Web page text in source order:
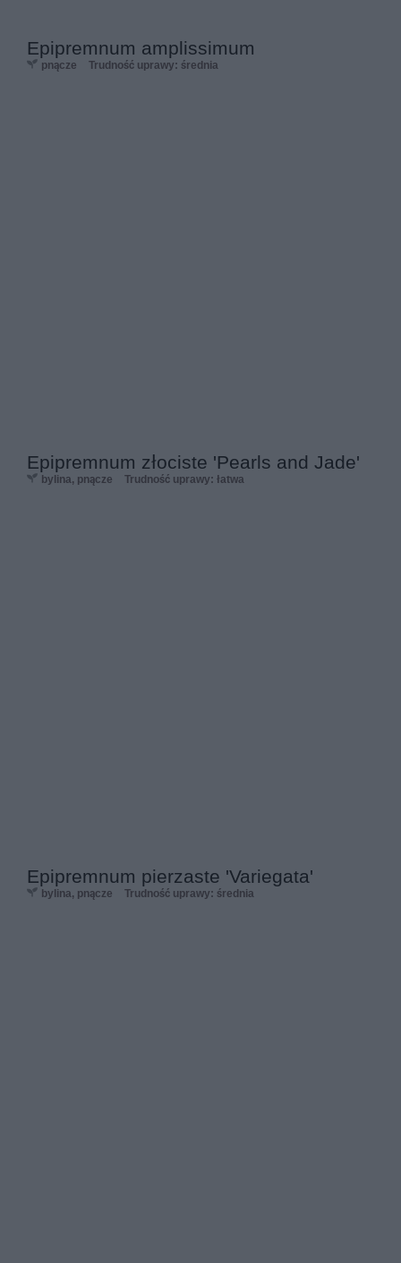
Epipremnum amplissimum
pnącze Trudność uprawy: średnia
Epipremnum złociste 'Pearls and Jade'
bylina, pnącze Trudność uprawy: łatwa
Epipremnum pierzaste 'Variegata'
bylina, pnącze Trudność uprawy: średnia